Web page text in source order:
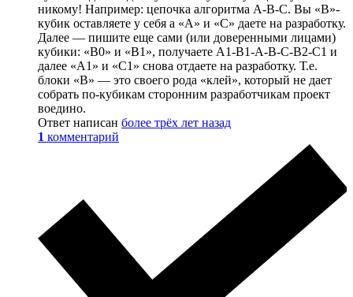
никому! Например: цепочка алгоритма A-B-C. Вы «B»-
кубик оставляете у себя а «A» и «C» даете на разработку.
Далее — пишите еще сами (или доверенными лицами)
кубики: «B0» и «B1», получаете A1-B1-A-B-C-B2-C1 и
далее «A1» и «C1» снова отдаете на разработку. Т.е.
блоки «B» — это своего рода «клей», который не дает
собрать по-кубикам сторонним разработчикам проект
воедино.
Ответ написан более трёх лет назад
1 комментарий